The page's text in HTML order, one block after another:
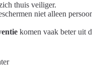
thuis veiliger.
niet alleen
komen vaak beter uit